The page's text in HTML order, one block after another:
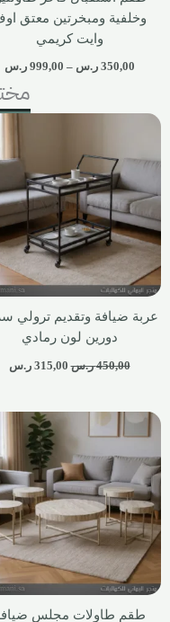
وخلفية ومبخرتين معتق
وايت كريمي
350,00 ر.س –
999,00 ر.س
عربة ضيافة وتقديم ترولي
دورين لون رمادي
450,00 ر.س 315,00 ر.س
طقم طاولات مجلس